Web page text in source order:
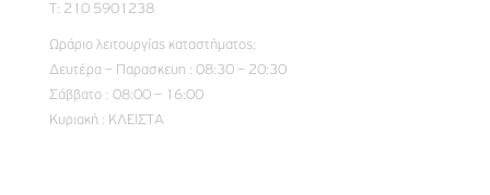
Τ: 210 5901238
Ωράριο λειτουργίας καταστήματος:
Δευτέρα – Παρασκευη : 08:30 – 20:30
Σάββατο : 08:00 – 16:00
Κυριακή : ΚΛΕΙΣΤΑ